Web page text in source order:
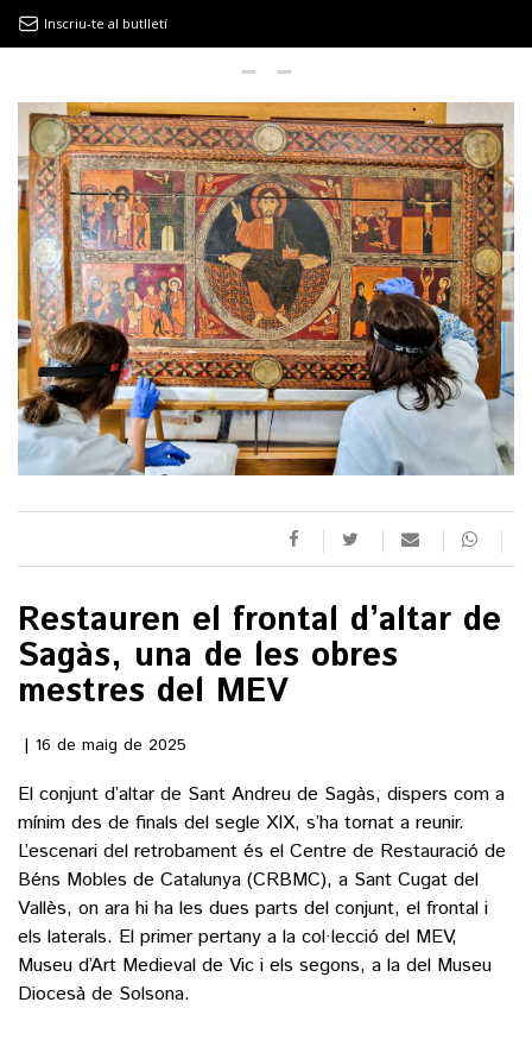
9MAGAZÍN
EL CLÀSSIC | ALBERT PLA
“LA VIDA ÉS COM LA MAR: SEMPRE BUSCA L’EQUILIBRI”
NOVETATS DISCOGRÀFIQUES
EL CLÀSSIC | ELS 3 TAMBORS
TEMÀTIQUES
ACTUALITAT
ECONOMIA
VEURE TOTES
FUTBOL
HOQUEI PATINS
MOTOR
VEURE TOTES
CULTURA
ARTS ESCÈNIQUES
CULTURA POPULAR
LLIBRES
CALAIX
SUPLEMENTS
FOTOGALERIES
9MAGAZÍN
Inscriu-te al butlletí
Restauren el frontal d’altar de
Sagàs, una de les obres
mestres del MEV
16 de maig de 2025
El conjunt d’altar de Sant Andreu de Sagàs, dispers com a
mínim des de finals del segle XIX, s’ha tornat a reunir.
L’escenari del retrobament és el Centre de Restauració de
Béns Mobles de Catalunya (CRBMC), a Sant Cugat del
Vallès, on ara hi ha les dues parts del conjunt, el frontal i
els laterals. El primer pertany a la col·lecció del MEV,
Museu d’Art Medieval de Vic i els segons, a la del Museu
Diocesà de Solsona.